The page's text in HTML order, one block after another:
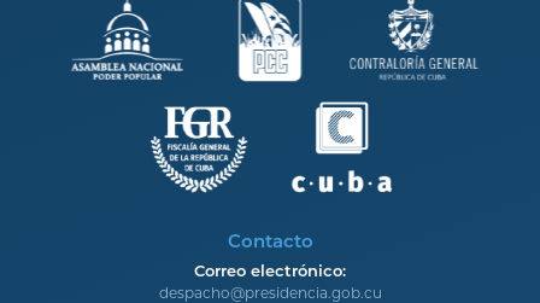
Contacto
Correo electrónico:
despacho@presidencia.gob.cu